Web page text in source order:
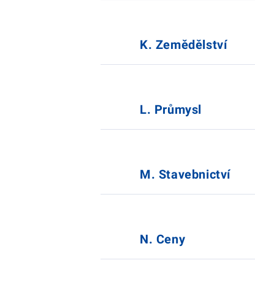
K. Zemědělství
L. Průmysl
M. Stavebnictví
N. Ceny